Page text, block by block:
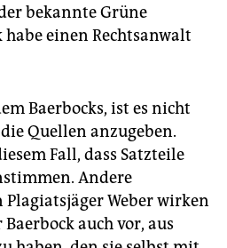
bekannte Grüne
habe einen Rechtsanwalt
Baer­bocks, ist es nicht
Quellen anzugeben.
Fall, dass Satzteile
Andere
Weber wirken
auch vor, aus